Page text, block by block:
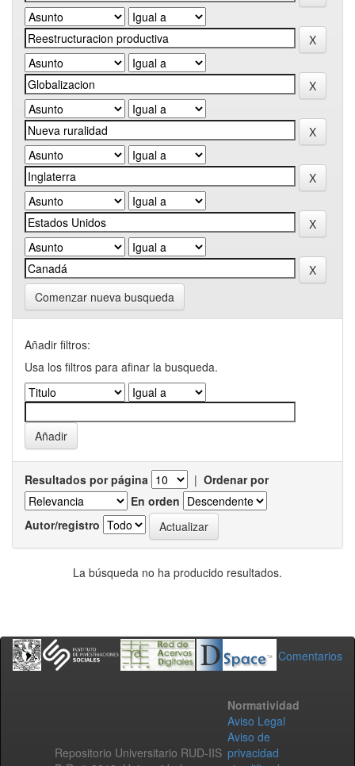
Comenzar nueva busqueda
Añadir filtros:
Usa los filtros para afinar la busqueda.
Resultados por página | Ordenar por
En orden
Autor/registro
La búsqueda no ha producido resultados.
Comentarios
Repositorio Universitario RUD-IIS
Normatividad
Aviso Legal
Aviso de
privacidad